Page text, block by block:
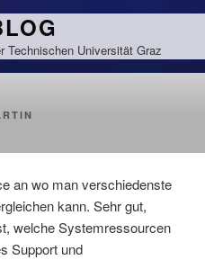
Technischen Universität Graz
an wo man verschiedenste
kann. Sehr gut,
welche Systemressourcen
Support und